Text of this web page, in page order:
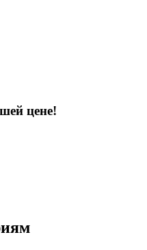
цене!